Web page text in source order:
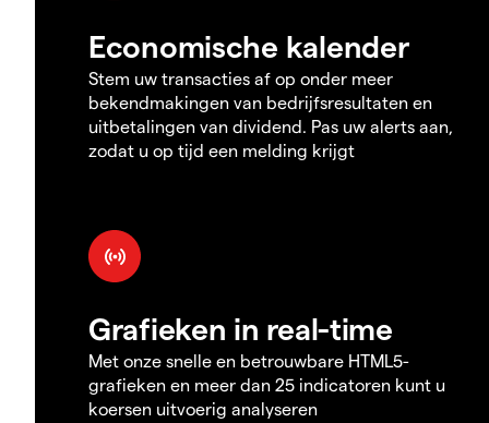
Economische kalender
Stem uw transacties af op onder meer
bekendmakingen van bedrijfsresultaten en
uitbetalingen van dividend. Pas uw alerts aan,
zodat u op tijd een melding krijgt
Grafieken in real-time
Met onze snelle en betrouwbare HTML5-
grafieken en meer dan 25 indicatoren kunt u
koersen uitvoerig analyseren